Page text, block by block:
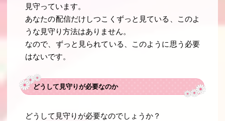
見守っています。
あなたの配信だけしつこくずっと見ている、このよ
うな見守り方法はありません。
なので、ずっと見られている、このように思う必要
はないです。
どうして見守りが必要なのか
どうして見守りが必要なのでしょうか？